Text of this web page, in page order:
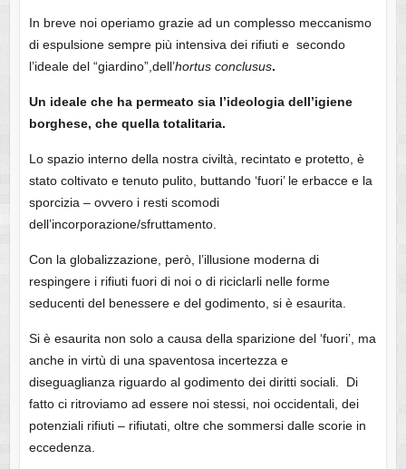
In breve noi operiamo grazie ad un complesso meccanismo
di espulsione sempre più intensiva dei rifiuti e secondo
l’ideale del “giardino”,dell’hortus conclusus.
Un ideale che ha permeato sia l’ideologia dell’igiene
borghese, che quella totalitaria.
Lo spazio interno della nostra civiltà, recintato e protetto, è
stato coltivato e tenuto pulito, buttando ‘fuori’ le erbacce e la
sporcizia – ovvero i resti scomodi
dell’incorporazione/sfruttamento.
Con la globalizzazione, però, l’illusione moderna di
respingere i rifiuti fuori di noi o di riciclarli nelle forme
seducenti del benessere e del godimento, si è esaurita.
Si è esaurita non solo a causa della sparizione del ‘fuori’, ma
anche in virtù di una spaventosa incertezza e
diseguaglianza riguardo al godimento dei diritti sociali. Di
fatto ci ritroviamo ad essere noi stessi, noi occidentali, dei
potenziali rifiuti – rifiutati, oltre che sommersi dalle scorie in
eccedenza.